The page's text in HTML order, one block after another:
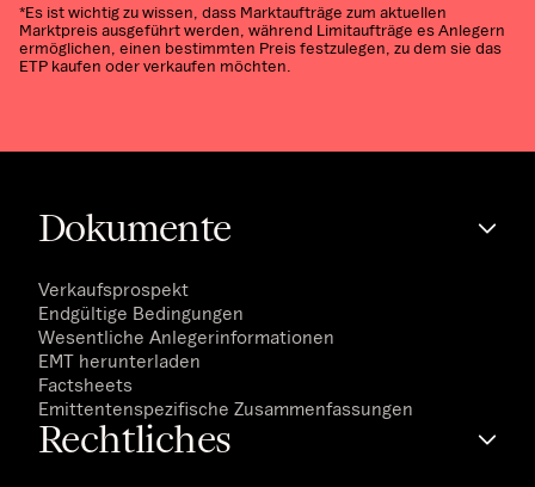
*Es ist wichtig zu wissen, dass Marktaufträge zum aktuellen
Marktpreis ausgeführt werden, während Limitaufträge es Anlegern
ermöglichen, einen bestimmten Preis festzulegen, zu dem sie das
ETP kaufen oder verkaufen möchten.
Dokumente
Verkaufsprospekt
Endgültige Bedingungen
Wesentliche Anlegerinformationen
EMT herunterladen
Factsheets
Emittentenspezifische Zusammenfassungen
Rechtliches